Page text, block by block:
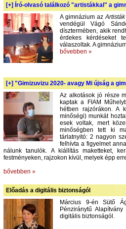
[+] Író-olvasó találkozó "artistákkal" a
A gimnázium az
vendégül Vágó
dísztermében, akik
érdekes kérdéseket
válaszoltak. A
bővebben »
[+] "Gimizuvizu 2020- avagy Mi újság a
Az alkotások jó része
kaptak a FIAM
hétben rajzórákon. A
minőségi) munkát
esek voltak, mert
minőségben tett ki
tárlatnyitó: 2 nagyon
felhívta a figyelmet
nálunk tanulók. A kiállítás maketteket,
festményeken, rajzokon kívül, melyek épp
bővebben »
Előadás a digitális biztonságól
Március 9-én Sütő
Pénziránytű
digitális biztonságól.